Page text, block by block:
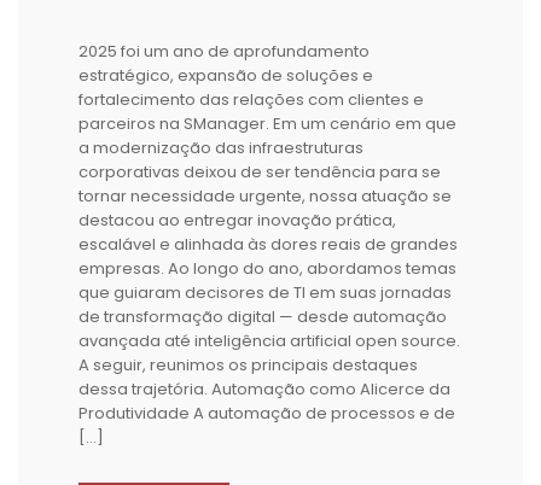
2025 foi um ano de aprofundamento
estratégico, expansão de soluções e
fortalecimento das relações com clientes e
parceiros na SManager. Em um cenário em que
a modernização das infraestruturas
corporativas deixou de ser tendência para se
tornar necessidade urgente, nossa atuação se
destacou ao entregar inovação prática,
escalável e alinhada às dores reais de grandes
empresas. Ao longo do ano, abordamos temas
que guiaram decisores de TI em suas jornadas
de transformação digital — desde automação
avançada até inteligência artificial open source.
A seguir, reunimos os principais destaques
dessa trajetória. Automação como Alicerce da
Produtividade A automação de processos e de
[…]